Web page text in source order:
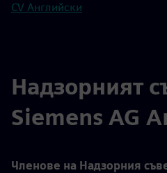
CV Английски
Надзорният
Siemens AG
Членове на Надзорния